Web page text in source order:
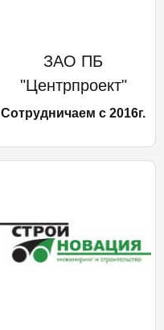
ЗАО ПБ
"Центрпроект"
Сотрудничаем с 2016г.